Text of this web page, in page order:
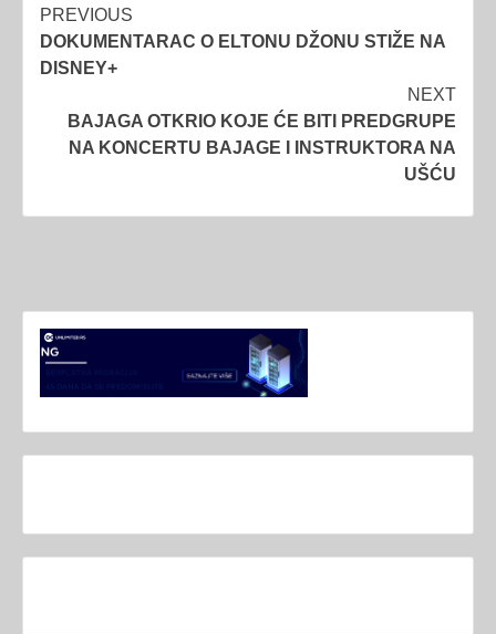
Post
navigation
PREVIOUS
DOKUMENTARAC O ELTONU DŽONU STIŽE NA
DISNEY+
NEXT
BAJAGA OTKRIO KOJE ĆE BITI PREDGRUPE
NA KONCERTU BAJAGE I INSTRUKTORA NA
UŠĆU